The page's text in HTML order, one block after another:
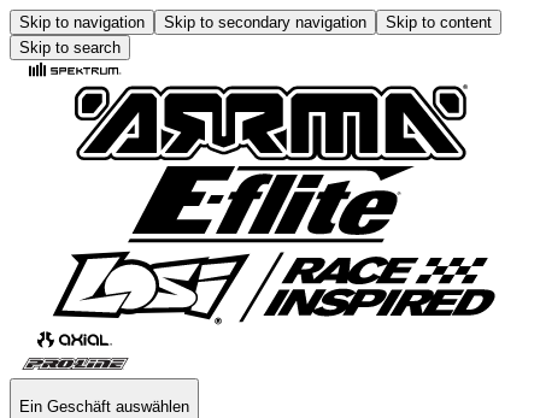
Skip to navigation Skip to secondary navigation
Skip to content
Skip to search
Ein Geschäft auswählen